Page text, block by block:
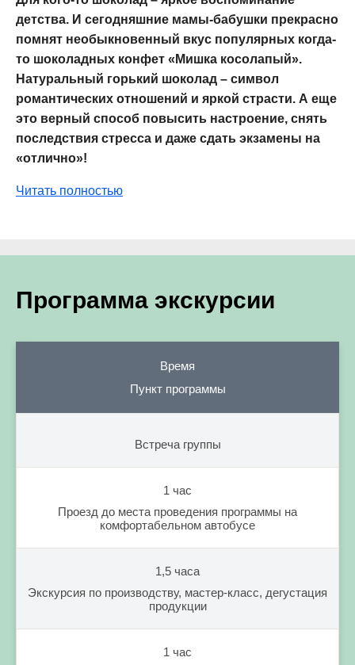
детства. И сегодняшние мамы-бабушки прекрасно
помнят необыкновенный вкус популярных когда-
то шоколадных конфет «Мишка косолапый».
Натуральный горький шоколад – символ
романтических отношений и яркой страсти. А еще
это верный способ повысить настроение, снять
последствия стресса и даже сдать экзамены на
«отлично»!
Читать полностью
Программа экскурсии
Время
Пункт программы
Встреча группы
1 час
Проезд до места проведения программы на
комфортабельном автобусе
1,5 часа
Экскурсия по производству, мастер-класс, дегустация
продукции
1 час